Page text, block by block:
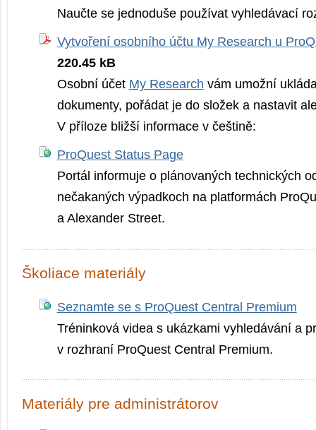
Naučte se jednoduše používat vyhledávací
Vytvoření osobního účtu My Research u
220.45 kB
Osobní účet My Research vám umožní
dokumenty, pořádat je do složek a nastavit
V příloze bližší informace v češtině:
ProQuest Status Page
Portál informuje o plánovaných technických
nečakaných výpadkoch na platformách
a Alexander Street.
Školiace materiály
Seznamte se s ProQuest Central Premium
Tréninková videa s ukázkami vyhledávání a
v rozhraní ProQuest Central Premium.
Materiály pre administrátorov